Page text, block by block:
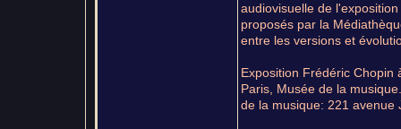
audiovisuelle de
proposés par la
entre les versions et
Exposition Frédéric Chopin
Paris, Musée de la
de la musique: 221 avenue